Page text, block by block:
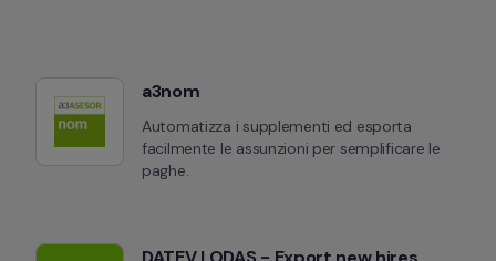
a3nom
Automatizza i supplementi ed esporta
facilmente le assunzioni per semplificare le
paghe.